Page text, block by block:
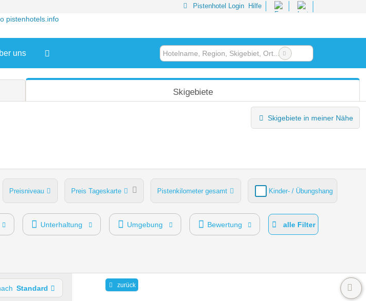
Pistenhotel Login Hilfe
uns
Skigebiete
Skigebiete in meiner Nähe
Preisniveau Preis Tageskarte Pistenkilometer gesamt Kinder- / Übungshang
Unterhaltung Umgebung Bewertung alle Filter
Standard zurück